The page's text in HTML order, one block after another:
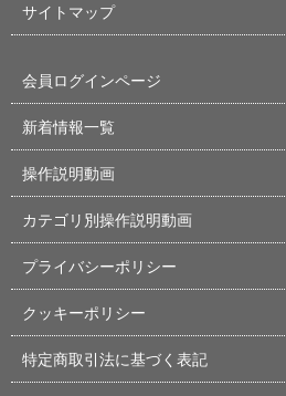
サイトマップ
会員ログインページ
新着情報一覧
操作説明動画
カテゴリ別操作説明動画
プライバシーポリシー
クッキーポリシー
特定商取引法に基づく表記